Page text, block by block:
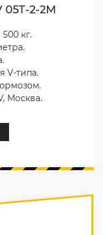
05Т-2-2М
кг.
V-типа.
Москва.